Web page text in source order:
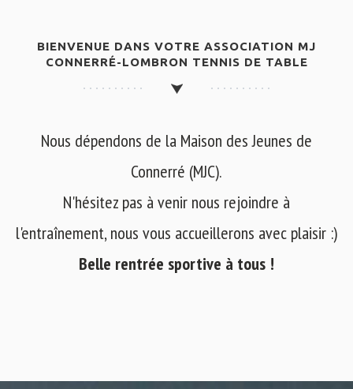
BIENVENUE DANS VOTRE ASSOCIATION MJ
CONNERRÉ-LOMBRON TENNIS DE TABLE
Nous dépendons de la Maison des Jeunes de
Connerré (MJC).
N'hésitez pas à venir nous rejoindre à
l'entraînement, nous vous accueillerons avec plaisir :)
Belle rentrée sportive à tous !